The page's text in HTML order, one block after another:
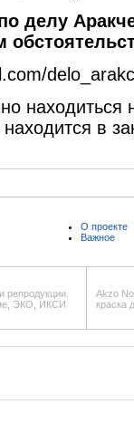
делу
находиться
в
О проекте
Важное
репродукции.
ЭКО, ИКСИ
Akzo
краска